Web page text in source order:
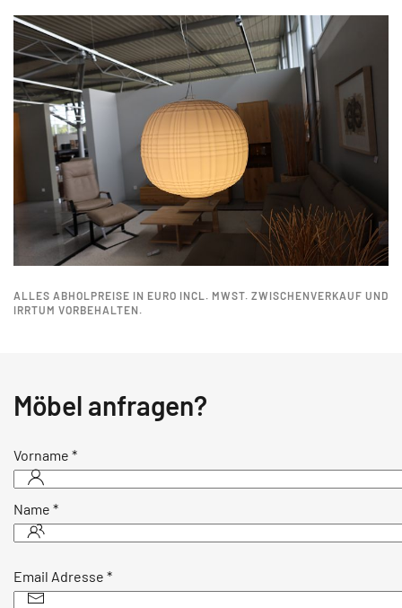
ALLES ABHOLPREISE IN EURO INCL. MWST. ZWISCHENVERKAUF UND
IRRTUM VORBEHALTEN.
Möbel anfragen?
Vorname *
Name *
Email Adresse *